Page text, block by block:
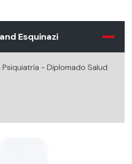
Esquinazi
Psiquiatría - Diplomado Salud